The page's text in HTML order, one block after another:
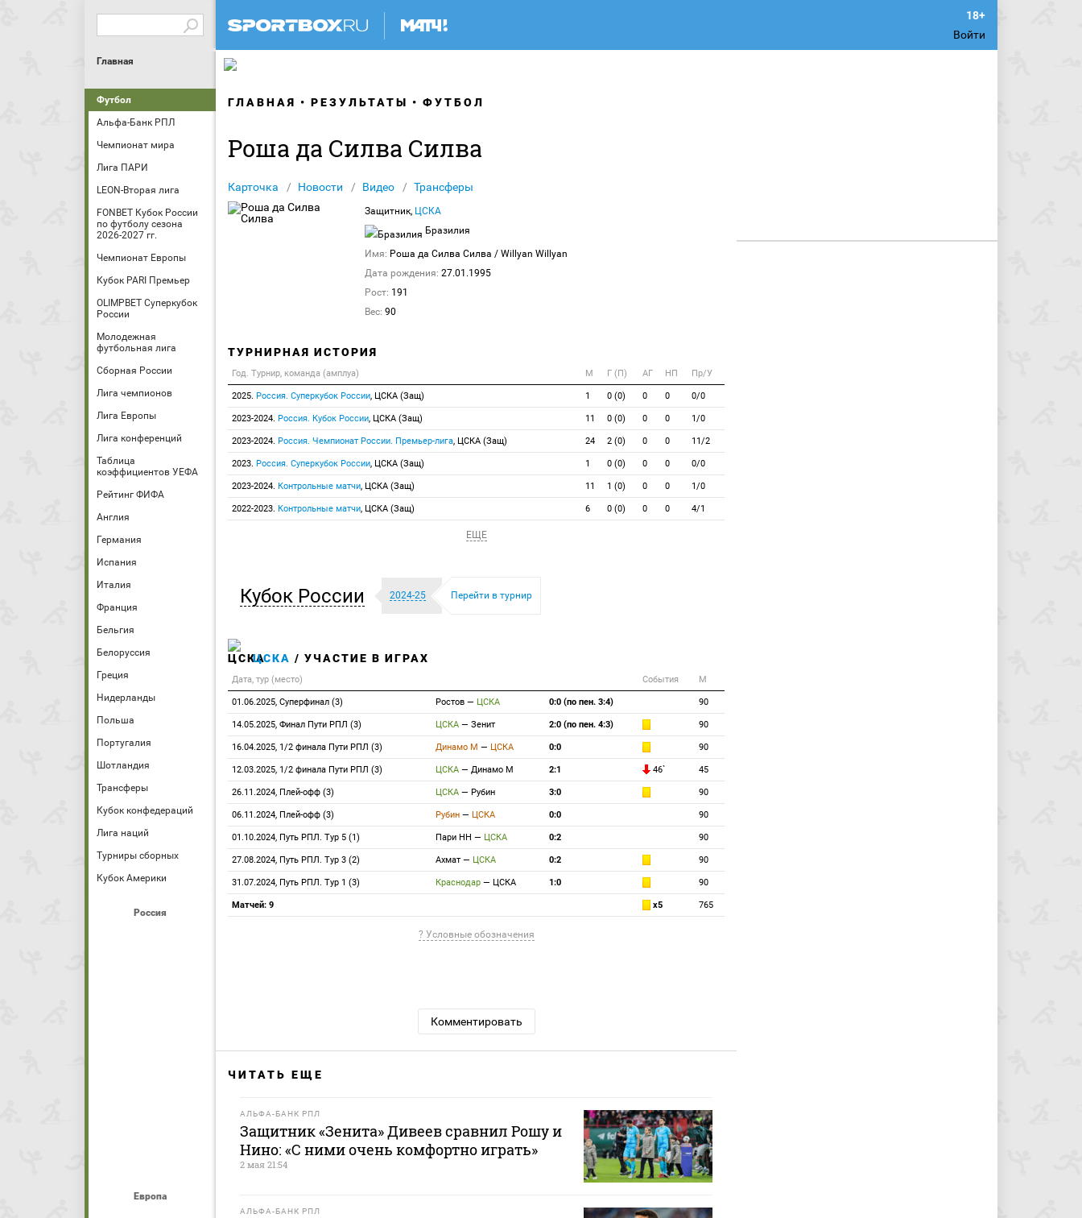
Войти
Главная
Футбол
Альфа-Банк РПЛ
Чемпионат мира
Лига ПАРИ
LEON-Вторая лига
FONBET Кубок России
по футболу сезона
2026-2027 гг.
Чемпионат Европы
Кубок PARI Премьер
OLIMPBET Суперкубок
России
Молодежная
футбольная лига
Сборная России
Лига чемпионов
Лига Европы
Лига конференций
Таблица
коэффициентов УЕФА
Рейтинг ФИФА
Англия
Германия
Испания
Италия
Франция
Бельгия
Белоруссия
Греция
Нидерланды
Польша
Португалия
Шотландия
Трансферы
Кубок конфедераций
Лига наций
Турниры сборных
Кубок Америки
Россия
Европа
ГЛАВНАЯ РЕЗУЛЬТАТЫ ФУТБОЛ
Роша да Силва Силва
Карточка Новости Видео Трансферы
Защитник, ЦСКА
Бразилия
Имя: Роша да Силва Силва / Willyan Willyan
Дата рождения: 27.01.1995
Рост: 191
Вес: 90
ТУРНИРНАЯ ИСТОРИЯ
Год. Турнир, команда (амплуа) М Г (П) АГ НП Пр/У
2025. Россия. Суперкубок России, ЦСКА (Защ) 1 0 (0) 0 0 0/0
2023-2024. Россия. Кубок России, ЦСКА (Защ) 11 0 (0) 0 0 1/0
2023-2024. Россия. Чемпионат России. Премьер-лига, ЦСКА (Защ) 24 2 (0) 0 0 11/2
2023. Россия. Суперкубок России, ЦСКА (Защ) 1 0 (0) 0 0 0/0
2023-2024. Контрольные матчи, ЦСКА (Защ) 11 1 (0) 0 0 1/0
2022-2023. Контрольные матчи, ЦСКА (Защ) 6 0 (0) 0 0 4/1
ЕЩЕ
Кубок России 2024-25 Перейти в турнир
ЦСКА / УЧАСТИЕ В ИГРАХ
Дата, тур (место) События М
01.06.2025, Суперфинал (3) Ростов — ЦСКА 0:0 (по пен. 3:4) 90
14.05.2025, Финал Пути РПЛ (3) ЦСКА — Зенит 2:0 (по пен. 4:3) 90
16.04.2025, 1/2 финала Пути РПЛ (3) Динамо М — ЦСКА 0:0 90
12.03.2025, 1/2 финала Пути РПЛ (3) ЦСКА — Динамо М 2:1 46` 45
26.11.2024, Плей-офф (3) ЦСКА — Рубин 3:0 90
06.11.2024, Плей-офф (3) Рубин — ЦСКА 0:0 90
01.10.2024, Путь РПЛ. Тур 5 (1) Пари НН — ЦСКА 0:2 90
27.08.2024, Путь РПЛ. Тур 3 (2) Ахмат — ЦСКА 0:2 90
31.07.2024, Путь РПЛ. Тур 1 (3) Краснодар — ЦСКА 1:0 90
Матчей: 9 x5 765
? Условные обозначения
Комментировать
ЧИТАТЬ ЕЩЕ
АЛЬФА-БАНК РПЛ
Защитник «Зенита» Дивеев сравнил Рошу и
Нино: «С ними очень комфортно играть»
2 мая 21:54
АЛЬФА-БАНК РПЛ